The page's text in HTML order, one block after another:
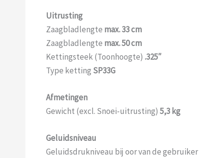
Uitrusting
Zaagbladlengte max. 33 cm
Zaagbladlengte max. 50 cm
Kettingsteek (Toonhoogte) .325″
Type ketting SP33G
Afmetingen
Gewicht (excl. Snoei-uitrusting) 5,3 kg
Geluidsniveau
Geluidsdrukniveau bij oor van de gebruiker